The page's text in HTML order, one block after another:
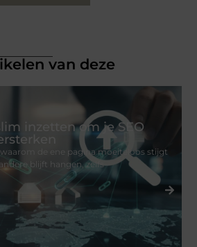
van deze
inzetten om je SEO
waarom de ene pagina moeiteloos stijgt
blijft hangen, zelfs